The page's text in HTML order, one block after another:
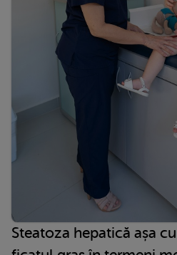
Steatoza hepatică așa